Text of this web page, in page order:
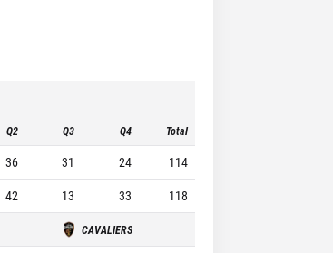
Q2 Q3 Q4 Total
36 31 24
114
42 13 33 118
CAVALIERS